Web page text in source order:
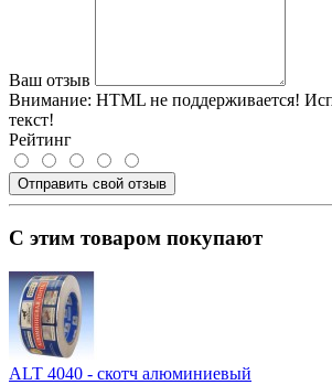
Ваш отзыв
Внимание: HTML не поддерживается!
текст!
Рейтинг
Отправить свой отзыв
С этим товаром покупают
ALT 4040 - скотч алюминиевый